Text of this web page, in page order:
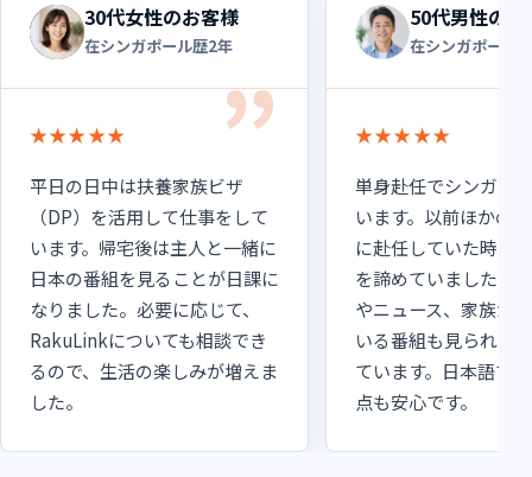
30代女性のお客様
在シンガポール歴2年
★★★★★
平日の日中は扶養家族ビザ
（DP）を活用して仕事をして
います。帰宅後は主人と一緒に
日本の番組を見ることが日課に
なりました。必要に応じて、
RakuLinkについても相談でき
るので、生活の楽しみが増えま
した。
50代男性のお
在シンガポール
★★★★★
単身赴任でシンガポ
います。以前ほかの
に赴任していた時は
を諦めていましたが
やニュース、家族が
いる番組も見られる
ています。日本語で
点も安心です。